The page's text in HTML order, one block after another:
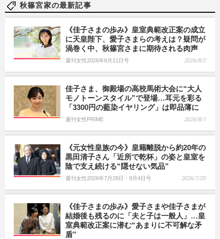
秋篠宮家の最新記事
《佳子さまの歩み》皇室典範改正案の成立
に天皇陛下、愛子さまらの考えは？疑問が
渦巻く中、秋篠宮さまに期待される肉声
週刊女性2026年8月11日号 2026/8/2
佳子さま、御殿場の高校馬術大会に“大人
モノトーンスタイル”で登場…耳元を彩る
「3300円の藍染イヤリング」は即品薄に
週刊女性PRIME 2026/8/1
《元女性皇族の今》皇籍離脱から約20年の
黒田清子さん「近所で乾杯」の姿と皇室を
陰で支え続ける“隠せない気品”
週刊女性2026年7月28日・8月4日号 2026/7/20
《佳子さまの歩み》愛子さまや佳子さまが
結婚後も残るのに「夫と子は一般人」…皇
室典範改正案に潜む“あまりに不可解な矛
盾”